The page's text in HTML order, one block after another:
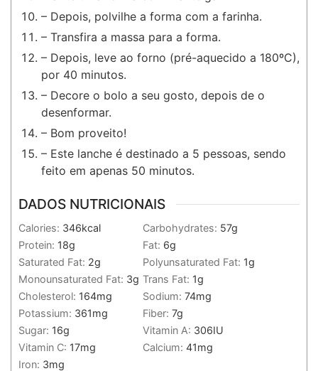
– Depois, polvilhe a forma com a farinha.
– Transfira a massa para a forma.
– Depois, leve ao forno (pré-aquecido a 180ºC),
por 40 minutos.
– Decore o bolo a seu gosto, depois de o
desenformar.
– Bom proveito!
– Este lanche é destinado a 5 pessoas, sendo
feito em apenas 50 minutos.
DADOS NUTRICIONAIS
Calories: 346kcal Carbohydrates: 57g
Protein: 18g Fat: 6g
Saturated Fat: 2g Polyunsaturated Fat: 1g
Monounsaturated Fat: 3g Trans Fat: 1g
Cholesterol: 164mg Sodium: 74mg
Potassium: 361mg Fiber: 7g
Sugar: 16g Vitamin A: 306IU
Vitamin C: 17mg Calcium: 41mg
Iron: 3mg